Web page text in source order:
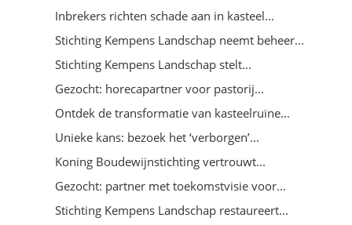
Inbrekers richten schade aan in kasteel...
Stichting Kempens Landschap neemt beheer...
Stichting Kempens Landschap stelt...
Gezocht: horecapartner voor pastorij...
Ontdek de transformatie van kasteelruïne...
Unieke kans: bezoek het ‘verborgen’...
Koning Boudewijnstichting vertrouwt...
Gezocht: partner met toekomstvisie voor...
Stichting Kempens Landschap restaureert...